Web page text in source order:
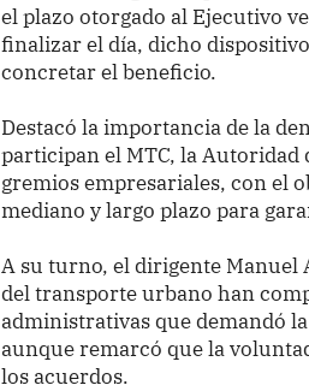
el plazo otorgado al Ejecutivo
finalizar el día, dicho
concretar el beneficio.
Destacó la importancia de la
participan el MTC, la Autoridad
gremios empresariales, con el
mediano y largo plazo para
A su turno, el dirigente Manuel
del transporte urbano han
administrativas que demandó
aunque remarcó que la
los acuerdos.